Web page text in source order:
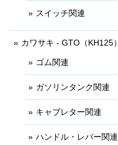
スイッチ関連
カワサキ - GTO（KH125）
ゴム関連
ガソリンタンク関連
キャブレター関連
ハンドル・レバー関連